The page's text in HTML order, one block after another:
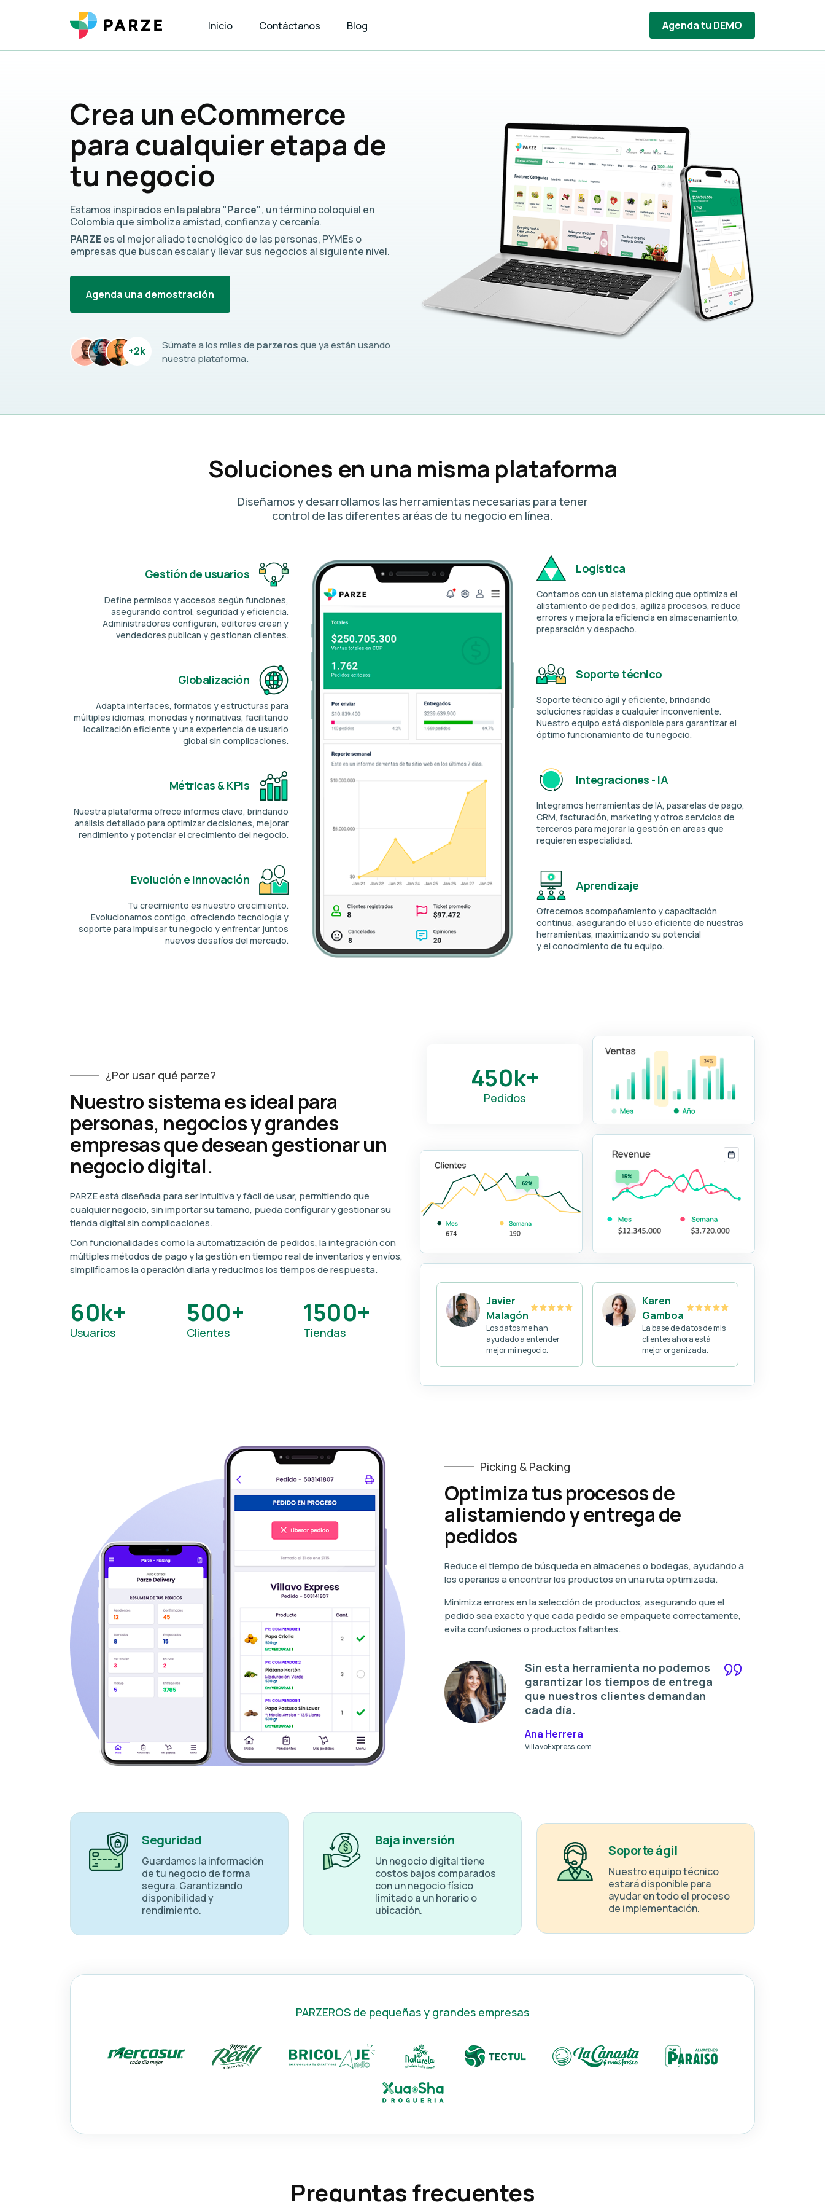
Inicio Contáctanos Blog Agenda tu DEMO
Crea un eCommerce
para cualquier etapa de
tu negocio
Estamos inspirados en la palabra"Parce", un término coloquial en
Colombia que simboliza amistad, confianza y cercanía.
PARZEes el mejor aliado tecnológico de las personas, PYMEs o
empresas que buscan escalar y llevar sus negocios al siguiente nivel.
Agenda una demostración
+2k Súmate a los miles de parzerosque ya están usando
nuestra plataforma.
Soluciones en una misma plataforma
Diseñamos y desarrollamos las herramientas necesarias para tener
control de las diferentes aréas de tu negocio en línea.
Gestión de usuarios
Define permisos y accesos según funciones,
asegurando control, seguridad y eficiencia.
Administradores configuran, editores crean y
vendedores publican y gestionan clientes.
Globalización
Adapta interfaces, formatos y estructuras para
múltiples idiomas, monedas y normativas, facilitando
localización eficiente y una experiencia de usuario
global sin complicaciones.
Métricas & KPIs
Nuestra plataforma ofrece informes clave, brindando
análisis detallado para optimizar decisiones, mejorar
rendimiento y potenciar el crecimiento del negocio.
Evolución e Innovación
Tu crecimiento es nuestro crecimiento.
Evolucionamos contigo, ofreciendo tecnología y
soporte para impulsar tu negocio y enfrentar juntos
nuevos desafíos del mercado.
Logística
Contamos con un sistema picking que optimiza el
alistamiento de pedidos, agiliza procesos, reduce
errores y mejora la eficiencia en almacenamiento,
preparación y despacho.
Soporte técnico
Soporte técnico ágil y eficiente, brindando
soluciones rápidas a cualquier inconveniente.
Nuestro equipo está disponible para garantizar el
óptimo funcionamiento de tu negocio.
Integraciones - IA
Integramos herramientas de IA, pasarelas de pago,
CRM, facturación, marketing y otros servicios de
terceros para mejorar la gestión en areas que
requieren especialidad.
Aprendizaje
Ofrecemos acompañamiento y capacitación
continua, asegurando el uso eficiente de nuestras
herramientas, maximizando su potencial
y el conocimiento de tu equipo.
¿Por usar qué parze?
Nuestro sistema es ideal para
personas, negocios y grandes
empresas que desean gestionar un
negocio digital.
PARZE está diseñada para ser intuitiva y fácil de usar, permitiendo que
cualquier negocio, sin importar su tamaño, pueda configurar y gestionar su
tienda digital sin complicaciones.
Con funcionalidades como la automatización de pedidos, la integración con
múltiples métodos de pago y la gestión en tiempo real de inventarios y envíos,
simplificamos la operación diaria y reducimos los tiempos de respuesta.
60k+
Usuarios
500+
Clientes
1500+
Tiendas
450k+
Pedidos
Javier
Malagón
Los datos me han
ayudado a entender
mejor mi negocio.
Karen
Gamboa
La base de datos de mis
clientes ahora está
mejor organizada.
Picking & Packing
Optimiza tus procesos de
alistamiendo y entrega de
pedidos
Reduce el tiempo de búsqueda en almacenes o bodegas, ayudando a
los operarios a encontrar los productos en una ruta optimizada.
Minimiza errores en la selección de productos, asegurando que el
pedido sea exacto y que cada pedido se empaquete correctamente,
evita confusiones o productos faltantes.
Sin esta herramienta no podemos
garantizar los tiempos de entrega
que nuestros clientes demandan
cada día.
Ana Herrera
VillavoExpress.com
Seguridad
Guardamos la información
de tu negocio de forma
segura. Garantizando
disponibilidad y
rendimiento.
Baja inversión
Un negocio digital tiene
costos bajos comparados
con un negocio físico
limitado a un horario o
ubicación.
Soporte ágil
Nuestro equipo técnico
estará disponible para
ayudar en todo el proceso
de implementación.
PARZEROS de pequeñas y grandes empresas
Preguntas frecuentes